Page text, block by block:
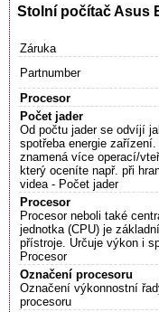
Stolní počítač Asus
Záruka
Partnumber
Procesor
Počet jader
Od počtu jader se odvíjí
spotřeba energie
znamená více operací/
který oceníte např. při
videa - Počet jader
Procesor
Procesor neboli také
jednotka (CPU) je
přístroje. Určuje výkon i
Procesor
Označení procesoru
Označení výkonnostní
procesoru